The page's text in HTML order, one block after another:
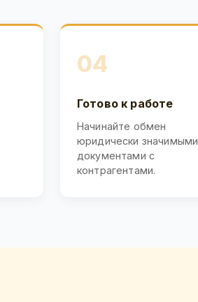
04
Готово к работе
Начинайте обмен
юридически значимыми
документами с
контрагентами.